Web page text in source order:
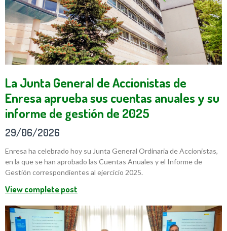
La Junta General de Accionistas de
Enresa aprueba sus cuentas anuales y su
informe de gestión de 2025
29/06/2026
Enresa ha celebrado hoy su Junta General Ordinaria de Accionistas,
en la que se han aprobado las Cuentas Anuales y el Informe de
Gestión correspondientes al ejercicio 2025.
View complete post